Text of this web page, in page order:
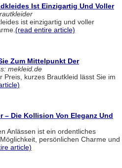
Ist Einzigartig Und Voller
ist einzigartig und voller
(read entire article)
Zum Mittelpunkt Der
mekleid.de
Preis, kurzes Brautkleid lässt Sie im
– Die Kollision Von Eleganz Und
Anlässen ist ein ordentliches
persönlichen Charme und
article)